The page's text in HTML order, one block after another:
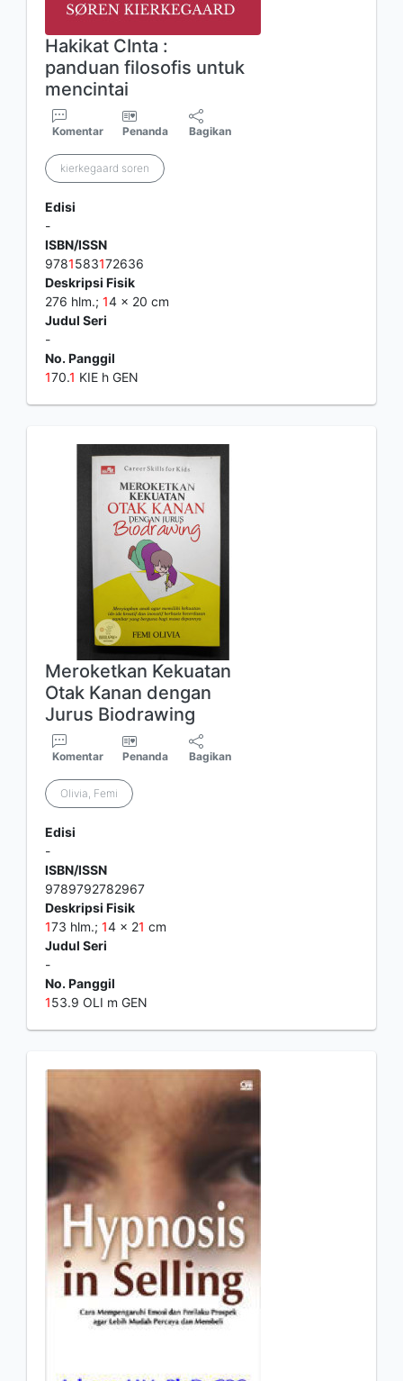
Hakikat CInta :
panduan filosofis untuk
mencintai
Komentar Penanda Bagikan
kierkegaard soren
Edisi
-
ISBN/ISSN
9781583172636
Deskripsi Fisik
276 hlm.; 14 x 20 cm
Judul Seri
-
No. Panggil
170.1 KIE h GEN
Meroketkan Kekuatan
Otak Kanan dengan
Jurus Biodrawing
Komentar Penanda Bagikan
Olivia, Femi
Edisi
-
ISBN/ISSN
9789792782967
Deskripsi Fisik
173 hlm.; 14 x 21 cm
Judul Seri
-
No. Panggil
153.9 OLI m GEN